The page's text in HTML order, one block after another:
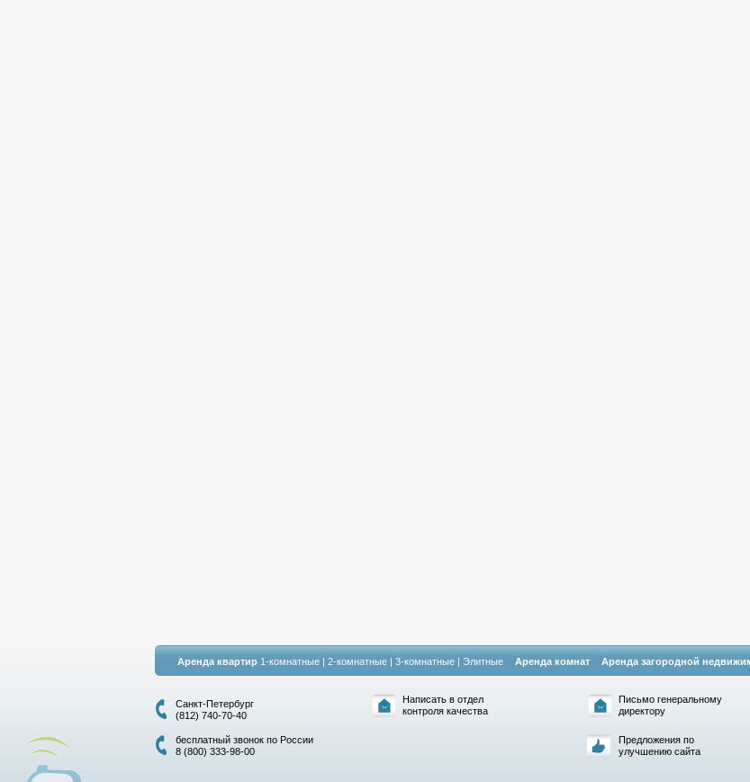
Аренда квартир 1-комнатные | 2-комнатные | 3-комнатные | Элитные Аренда комнат Аренда загородной
Санкт-Петербург
(812) 740-70-40
бесплатный звонок по России
8 (800) 333-98-00
Написать в отдел
контроля качества
Письмо генеральному
директору
Предложения по
улучшению сайта